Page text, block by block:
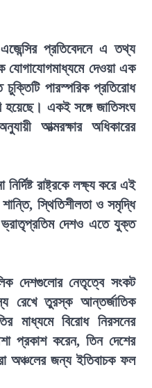
প্রতিবেদনে এ তথ্য
যোগাযোগমাধ্যমে দেওয়া এক
চুক্তিটি পারস্পরিক প্রতিরোধ
একই সঙ্গে জাতিসংঘ
আত্মরক্ষার অধিকারের
রাষ্ট্রকে লক্ষ্য করে এই
স্থিতিশীলতা ও সমৃদ্ধি
দেশও এতে যুক্ত
দেশগুলোর নেতৃত্বে সংকট
রেখে তুরস্ক আন্তর্জাতিক
মাধ্যমে বিরোধ নিরসনের
প্রকাশ করেন, তিন দেশের
অঞ্চলের জন্য ইতিবাচক ফল